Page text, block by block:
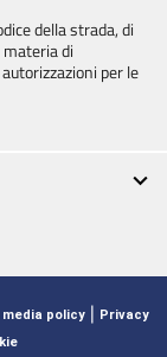
della strada, di
di
per le
media policy | Privacy